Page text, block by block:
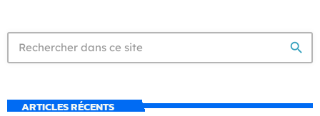
search
ARTICLES RÉCENTS